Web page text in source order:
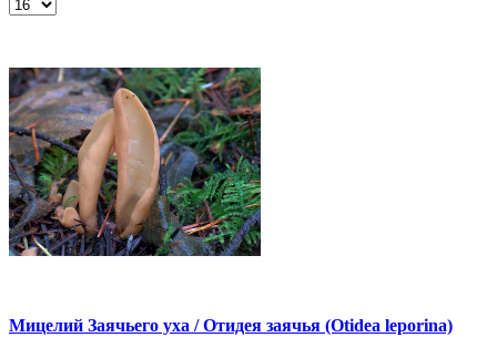
Мицелий Заячьего уха / Отидея заячья (Otidea leporina)